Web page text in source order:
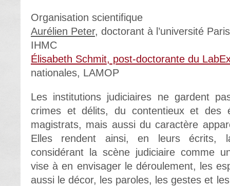
Organisation scientifique
Aurélien Peter, doctorant à l’université
IHMC
Élisabeth Schmit, post-doctorante du
nationales, LAMOP
Les institutions judiciaires ne gardent
crimes et délits, du contentieux et des
magistrats, mais aussi du caractère
Elles rendent ainsi, en leurs écrits,
considérant la scène judiciaire comme
vise à en envisager le déroulement, les
aussi le décor, les paroles, les gestes et